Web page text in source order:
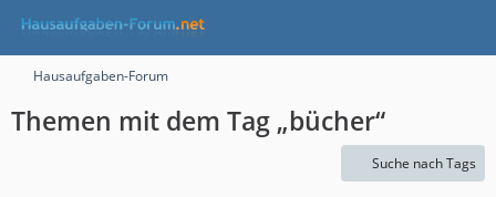
Hausaufgaben-Forum
Themen mit dem Tag „bücher“
Suche nach Tags